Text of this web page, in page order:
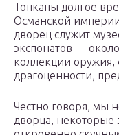
Топкапы долгое
Османской
дворец служит
экспонатов —
коллекции
драгоценности,
Честно говоря, мы
дворца, некоторые